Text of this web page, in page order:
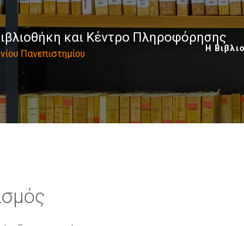
και Κέντρο Πληροφόρησης
Πανεπιστημίου
Η